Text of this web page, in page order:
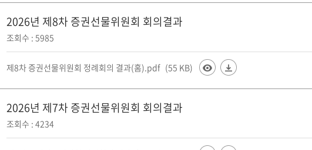
2026년 제8차 증권선물위원회 회의결과
조회수 : 5985
제8차 증권선물위원회 정례회의 결과(홈).pdf (55 KB)
2026년 제7차 증권선물위원회 회의결과
조회수 : 4234